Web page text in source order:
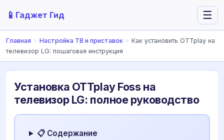
📱 Гаджет Гид ☰
Главная › Настройка ТВ и приставок › Как установить OTTplay на
телевизор LG: пошаговая инструкция
Установка OTTplay Foss на
телевизор LG: полное руководство
📋 Содержание